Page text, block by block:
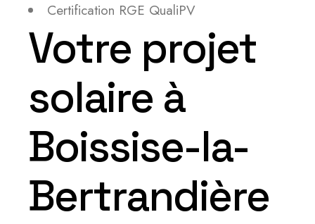
Certification RGE QualiPV
Votre projet
solaire à
Boissise-la-
Bertrandière